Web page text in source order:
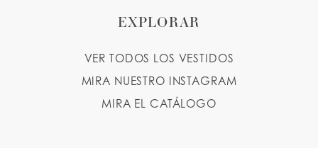
EXPLORAR
VER TODOS LOS VESTIDOS
MIRA NUESTRO INSTAGRAM
MIRA EL CATÁLOGO